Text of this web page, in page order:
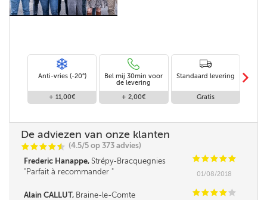
Anti-vries (-20°)
+ 11,00€
Bel mij 30min voor
de levering
+ 2,00€
Standaard levering
Gratis
m
De adviezen van onze klanten
CCCCi
@ (4.5/5 op 373 advies)
Frederic Hanappe, Strépy-Bracquegnies CCCCC
Parfait à recommander
01/08/2018
Alain CALLUT, Braine-le-Comte CCCC C